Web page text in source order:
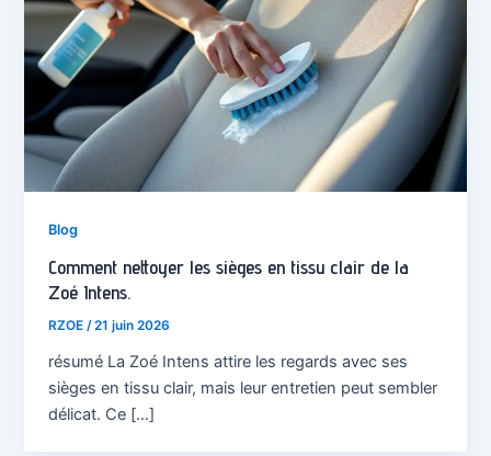
Blog
Comment nettoyer les sièges en tissu clair de la
Zoé Intens.
RZOE/21 juin 2026
résumé La Zoé Intens attire les regards avec ses
sièges en tissu clair, mais leur entretien peut sembler
délicat. Ce […]